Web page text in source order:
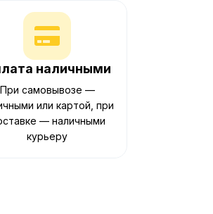
наличными
При самовывозе —
или картой, при
— наличными
курьеру